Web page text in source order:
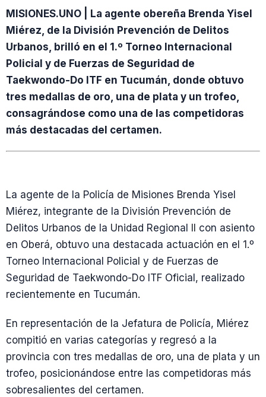
MISIONES.UNO | La agente obereña Brenda Yisel
Miérez, de la División Prevención de Delitos
Urbanos, brilló en el 1.º Torneo Internacional
Policial y de Fuerzas de Seguridad de
Taekwondo-Do ITF en Tucumán, donde obtuvo
tres medallas de oro, una de plata y un trofeo,
consagrándose como una de las competidoras
más destacadas del certamen.
La agente de la Policía de Misiones Brenda Yisel
Miérez, integrante de la División Prevención de
Delitos Urbanos de la Unidad Regional II con asiento
en Oberá, obtuvo una destacada actuación en el 1.º
Torneo Internacional Policial y de Fuerzas de
Seguridad de Taekwondo-Do ITF Oficial, realizado
recientemente en Tucumán.
En representación de la Jefatura de Policía, Miérez
compitió en varias categorías y regresó a la
provincia con tres medallas de oro, una de plata y un
trofeo, posicionándose entre las competidoras más
sobresalientes del certamen.